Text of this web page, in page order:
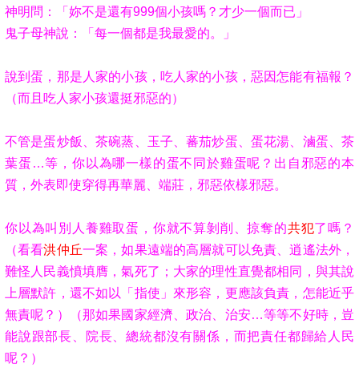
神明問：「妳不是還有999個小孩嗎？才少一個而已」
鬼子母神說：「每一個都是我最愛的。」
說到蛋，那是人家的小孩，吃人家的小孩，惡因怎能有福報？
（而且吃人家小孩還挺邪惡的）
不管是蛋炒飯、茶碗蒸、玉子、蕃茄炒蛋、蛋花湯、滷蛋、茶
葉蛋…等，你以為哪一樣的蛋不同於雞蛋呢？出自邪惡的本
質，外表即使穿得再華麗、端莊，邪惡依樣邪惡。
你以為叫別人養雞取蛋，你就不算剝削、掠奪的共犯了嗎？
（看看洪仲丘一案，如果遠端的高層就可以免責、逍遙法外，
難怪人民義憤填膺，氣死了；大家的理性直覺都相同，與其說
上層默許，還不如以「指使」來形容，更應該負責，怎能近乎
無責呢？）（那如果國家經濟、政治、治安…等等不好時，豈
能說跟部長、院長、總統都沒有關係，而把責任都歸給人民
呢？）